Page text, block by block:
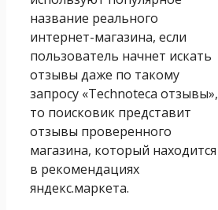
название реального
интернет-магазина, если
пользователь начнет искать
отзывы даже по такому
запросу «Technoteca отзывы»,
то поисковик представит
отзывы проверенного
магазина, который находится
в рекомендациях
яндекс.маркета.